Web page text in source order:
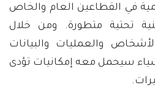
في القطاعين العام والخاص
تحتية متطورة. ومن خلال
والعمليات والبيانات
سيحمل معه إمكانيات تؤدى